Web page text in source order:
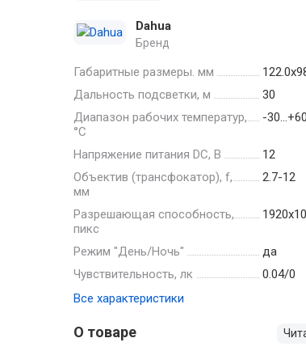
Dahua
Бренд
Габаритные размеры. мм
Дальность подсветки, м
30
Диапазон рабочих температур,
°С
-30…+60
Напряжение питания DC, В
12
Объектив (трансфокатор), f,
мм
2.7-12
Разрешающая способность,
пикс
Режим "День/Ночь"
да
Чувствительность, лк
0.04/0
Все характеристики
О товаре